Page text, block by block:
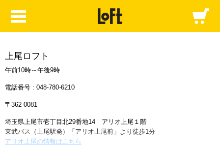
上尾ロフト
午前10時～午後9時
電話番号 : 048-780-6210
〒362-0081
埼玉県上尾市壱丁目北29番地14 アリオ上尾１階
東武バス（上尾駅発）「アリオ上尾前」より徒歩1分
アリオ上尾の情報はこちら